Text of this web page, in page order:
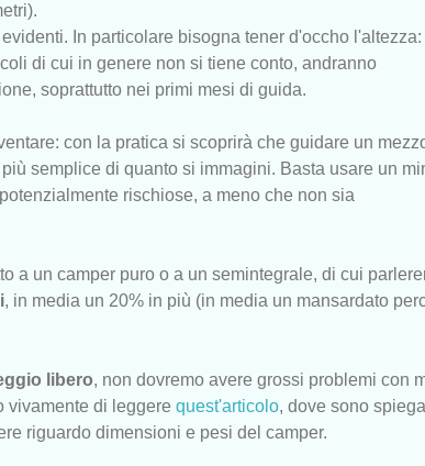
In particolare bisogna tener d'occho l'altezza:
di cui in genere non si tiene conto, andranno
soprattutto nei primi mesi di guida.
con la pratica si scoprirà che guidare un
semplice di quanto si immagini. Basta usare un
rischiose, a meno che non sia
a un camper puro o a un semintegrale, di cui
, in media un 20% in più (in media un mansardato
libero, non dovremo avere grossi problemi con
vivamente di leggere quest'articolo, dove sono
riguardo dimensioni e pesi del camper.